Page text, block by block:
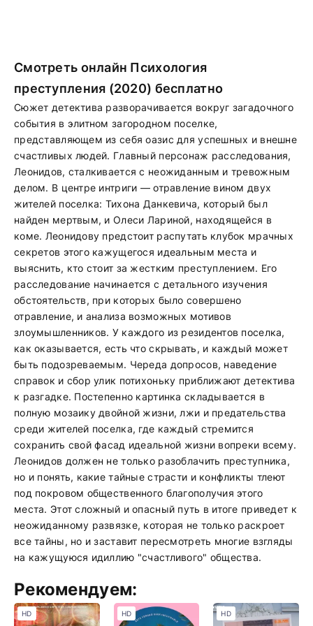
Смотреть онлайн Психология
преступления (2020) бесплатно
Сюжет детектива разворачивается вокруг загадочного
события в элитном загородном поселке,
представляющем из себя оазис для успешных и внешне
счастливых людей. Главный персонаж расследования,
Леонидов, сталкивается с неожиданным и тревожным
делом. В центре интриги — отравление вином двух
жителей поселка: Тихона Данкевича, который был
найден мертвым, и Олеси Лариной, находящейся в
коме. Леонидову предстоит распутать клубок мрачных
секретов этого кажущегося идеальным места и
выяснить, кто стоит за жестким преступлением. Его
расследование начинается с детального изучения
обстоятельств, при которых было совершено
отравление, и анализа возможных мотивов
злоумышленников. У каждого из резидентов поселка,
как оказывается, есть что скрывать, и каждый может
быть подозреваемым. Череда допросов, наведение
справок и сбор улик потихоньку приближают детектива
к разгадке. Постепенно картинка складывается в
полную мозаику двойной жизни, лжи и предательства
среди жителей поселка, где каждый стремится
сохранить свой фасад идеальной жизни вопреки всему.
Леонидов должен не только разоблачить преступника,
но и понять, какие тайные страсти и конфликты тлеют
под покровом общественного благополучия этого
места. Этот сложный и опасный путь в итоге приведет к
неожиданному развязке, которая не только раскроет
все тайны, но и заставит пересмотреть многие взгляды
на кажущуюся идиллию "счастливого" общества.
Рекомендуем:
HD HD HD